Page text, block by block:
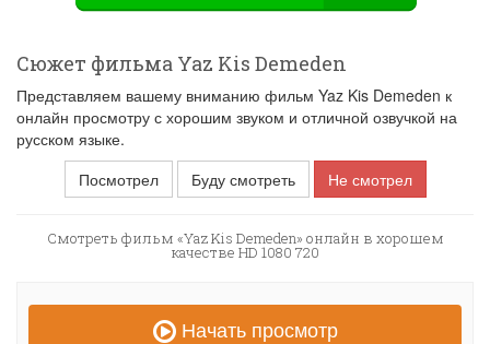
Сюжет фильма Yaz Kis Demeden
Представляем вашему вниманию фильм Yaz Kis Demeden к
онлайн просмотру с хорошим звуком и отличной озвучкой на
русском языке.
Посмотрел
Буду смотреть Не смотрел
Смотреть фильм «Yaz Kis Demeden» онлайн в хорошем
качестве HD 1080 720
Начать просмотр